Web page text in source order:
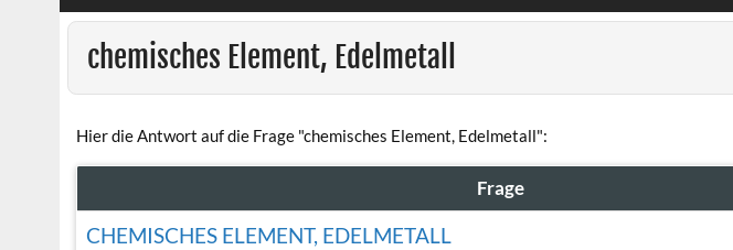
chemisches Element, Edelmetall
Hier die Antwort auf die Frage "chemisches Element, Edelmetall":
Frage
CHEMISCHES ELEMENT, EDELMETALL